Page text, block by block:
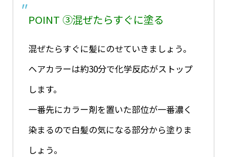
POINT ③混ぜたらすぐに塗る
混ぜたらすぐに髪にのせていきましょう。
ヘアカラーは約30分で化学反応がストップ
します。
一番先にカラー剤を置いた部位が一番濃く
染まるので白髪の気になる部分から塗りま
しょう。